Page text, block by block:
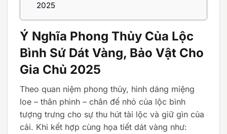
2025
Ý Nghĩa Phong Thủy Của Lộc
Bình Sứ Dát Vàng, Bảo Vật Cho
Gia Chủ 2025
Theo quan niệm phong thủy, hình dáng miệng
loe – thân phình – chân đế nhỏ của lộc bình
tượng trưng cho sự thu hút tài lộc và giữ gìn của
cải. Khi kết hợp cùng họa tiết dát vàng như: